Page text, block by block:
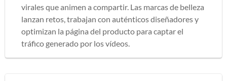
virales que animen a compartir. Las marcas de belleza
lanzan retos, trabajan con auténticos diseñadores y
optimizan la página del producto para captar el
tráfico generado por los vídeos.